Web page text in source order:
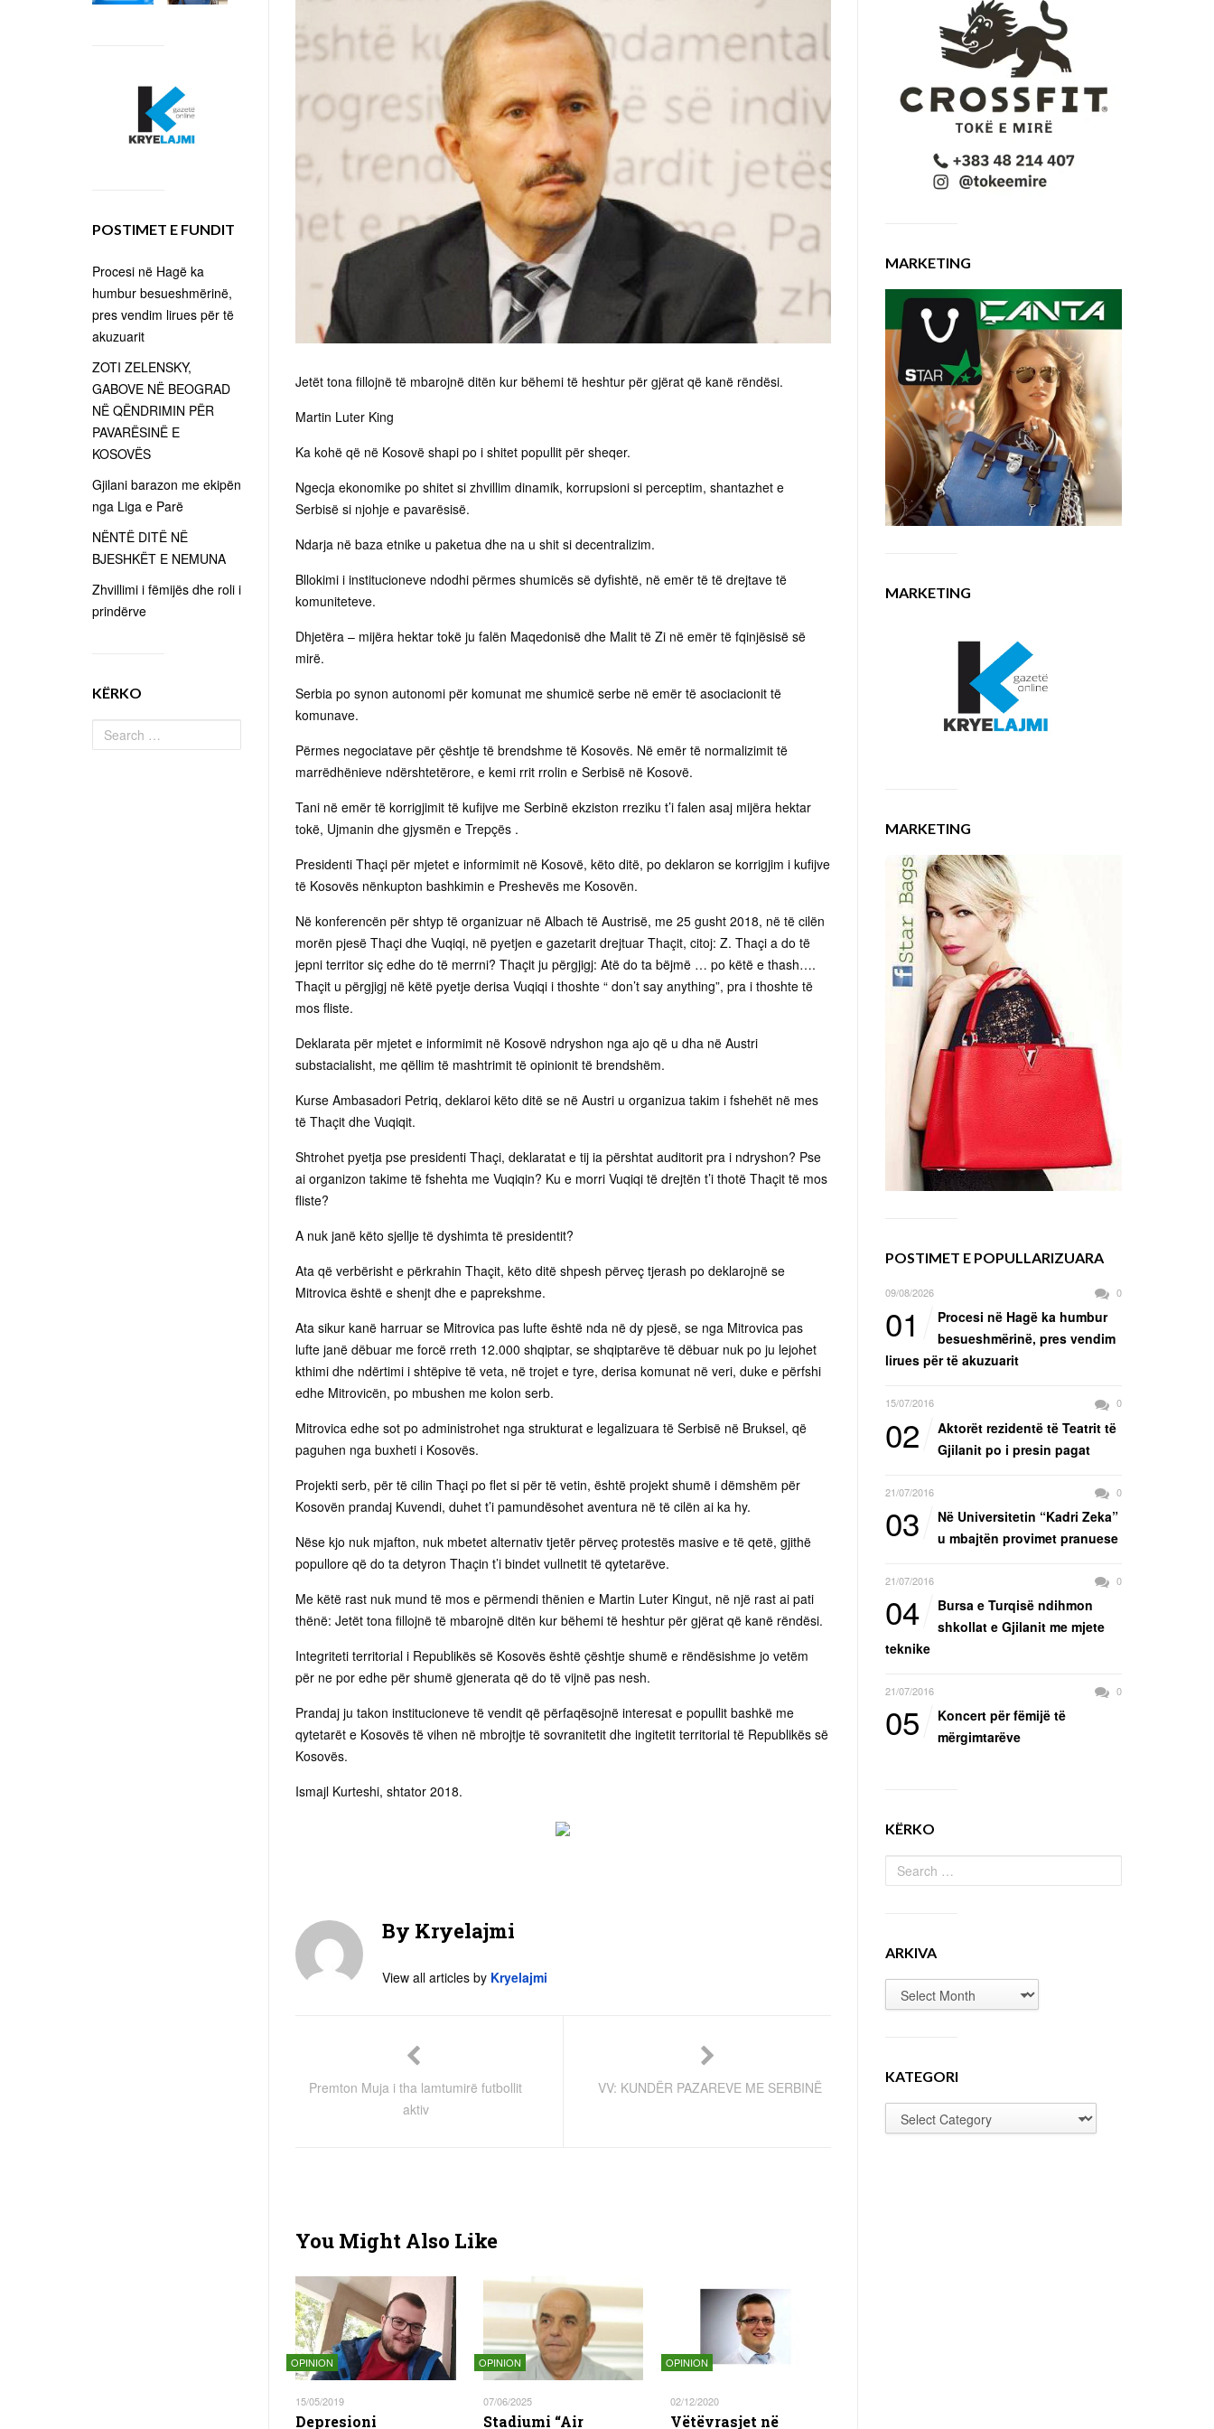
Jetët tona fillojnë të mbarojnë ditën kur bëhemi të heshtur për gjërat që kanë rëndësi.
Martin Luter King
Ka kohë që në Kosovë shapi po i shitet popullit për sheqer.
Ngecja ekonomike po shitet si zhvillim dinamik, korrupsioni si perceptim, shantazhet e
Serbisë si njohje e pavarësisë.
Ndarja në baza etnike u paketua dhe na u shit si decentralizim.
Bllokimi i institucioneve ndodhi përmes shumicës së dyfishtë, në emër të të drejtave të
komuniteteve.
Dhjetëra – mijëra hektar tokë ju falën Maqedonisë dhe Malit të Zi në emër të fqinjësisë së
mirë.
Serbia po synon autonomi për komunat me shumicë serbe në emër të asociacionit të
komunave.
Përmes negociatave për çështje të brendshme të Kosovës. Në emër të normalizimit të
marrëdhënieve ndërshtetërore, e kemi rrit rrolin e Serbisë në Kosovë.
Tani në emër të korrigjimit të kufijve me Serbinë ekziston rreziku t’i falen asaj mijëra hektar
tokë, Ujmanin dhe gjysmën e Trepçës .
Presidenti Thaçi për mjetet e informimit në Kosovë, këto ditë, po deklaron se korrigjim i kufijve
të Kosovës nënkupton bashkimin e Preshevës me Kosovën.
Në konferencën për shtyp të organizuar në Albach të Austrisë, me 25 gusht 2018, në të cilën
morën pjesë Thaçi dhe Vuqiqi, në pyetjen e gazetarit drejtuar Thaçit, citoj: Z. Thaçi a do të
jepni territor siç edhe do të merrni? Thaçit ju përgjigj: Atë do ta bëjmë … po këtë e thash….
Thaçit u përgjigj në këtë pyetje derisa Vuqiqi i thoshte “ don’t say anything”, pra i thoshte të
mos fliste.
Deklarata për mjetet e informimit në Kosovë ndryshon nga ajo që u dha në Austri
substacialisht, me qëllim të mashtrimit të opinionit të brendshëm.
Kurse Ambasadori Petriq, deklaroi këto ditë se në Austri u organizua takim i fshehët në mes
të Thaçit dhe Vuqiqit.
Shtrohet pyetja pse presidenti Thaçi, deklaratat e tij ia përshtat auditorit pra i ndryshon? Pse
ai organizon takime të fshehta me Vuqiqin? Ku e morri Vuqiqi të drejtën t’i thotë Thaçit të mos
fliste?
A nuk janë këto sjellje të dyshimta të presidentit?
Ata që verbërisht e përkrahin Thaçit, këto ditë shpesh përveç tjerash po deklarojnë se
Mitrovica është e shenjt dhe e paprekshme.
Ata sikur kanë harruar se Mitrovica pas lufte është nda në dy pjesë, se nga Mitrovica pas
lufte janë dëbuar me forcë rreth 12.000 shqiptar, se shqiptarëve të dëbuar nuk po ju lejohet
kthimi dhe ndërtimi i shtëpive të veta, në trojet e tyre, derisa komunat në veri, duke e përfshi
edhe Mitrovicën, po mbushen me kolon serb.
Mitrovica edhe sot po administrohet nga strukturat e legalizuara të Serbisë në Bruksel, që
paguhen nga buxheti i Kosovës.
Projekti serb, për të cilin Thaçi po flet si për të vetin, është projekt shumë i dëmshëm për
Kosovën prandaj Kuvendi, duhet t’i pamundësohet aventura në të cilën ai ka hy.
Nëse kjo nuk mjafton, nuk mbetet alternativ tjetër përveç protestës masive e të qetë, gjithë
popullore që do ta detyron Thaçin t’i bindet vullnetit të qytetarëve.
Me këtë rast nuk mund të mos e përmendi thënien e Martin Luter Kingut, në një rast ai pati
thënë: Jetët tona fillojnë të mbarojnë ditën kur bëhemi të heshtur për gjërat që kanë rëndësi.
Integriteti territorial i Republikës së Kosovës është çështje shumë e rëndësishme jo vetëm
për ne por edhe për shumë gjenerata që do të vijnë pas nesh.
Prandaj ju takon institucioneve të vendit që përfaqësojnë interesat e popullit bashkë me
qytetarët e Kosovës të vihen në mbrojtje të sovranitetit dhe ingitetit territorial të Republikës së
Kosovës.
Ismajl Kurteshi, shtator 2018.
By Kryelajmi
View all articles by Kryelajmi
Premton Muja i tha lamtumirë futbollit
aktiv
VV: KUNDËR PAZAREVE ME SERBINË
You Might Also Like
OPINION
15/05/2019
Depresioni
OPINION
07/06/2025
Stadiumi “Air
OPINION
02/12/2020
Vëtëvrasjet në
MARKETING
MARKETING
MARKETING
POSTIMET E POPULLARIZUARA
09/08/2026 0
01
Procesi në Hagë ka humbur
besueshmërinë, pres vendim
lirues për të akuzuarit
15/07/2016 0
02
Aktorët rezidentë të Teatrit të
Gjilanit po i presin pagat
21/07/2016 0
03
Në Universitetin “Kadri Zeka”
u mbajtën provimet pranuese
21/07/2016 0
04
Bursa e Turqisë ndihmon
shkollat e Gjilanit me mjete
teknike
21/07/2016 0
05
Koncert për fëmijë të
mërgimtarëve
KËRKO
ARKIVA
KATEGORI
POSTIMET E FUNDIT
Procesi në Hagë ka
humbur besueshmërinë,
pres vendim lirues për të
akuzuarit
ZOTI ZELENSKY,
GABOVE NË BEOGRAD
NË QËNDRIMIN PËR
PAVARËSINË E
KOSOVËS
Gjilani barazon me ekipën
nga Liga e Parë
NËNTË DITË NË
BJESHKËT E NEMUNA
Zhvillimi i fëmijës dhe roli i
prindërve
KËRKO